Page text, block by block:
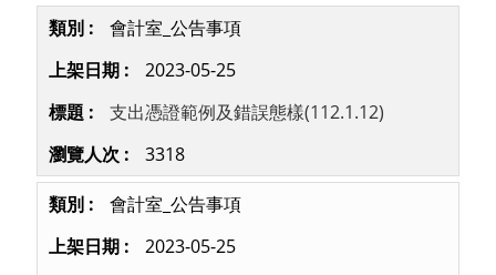
會計室_公告事項
2023-05-25
支出憑證範例及錯誤態樣(112.1.12)
3318
會計室_公告事項
2023-05-25